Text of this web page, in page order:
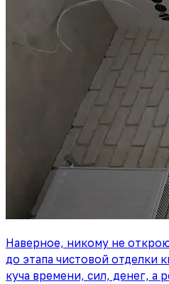
Наверное, никому не
до этапа чистовой отделки
куча времени, сил, денег, а